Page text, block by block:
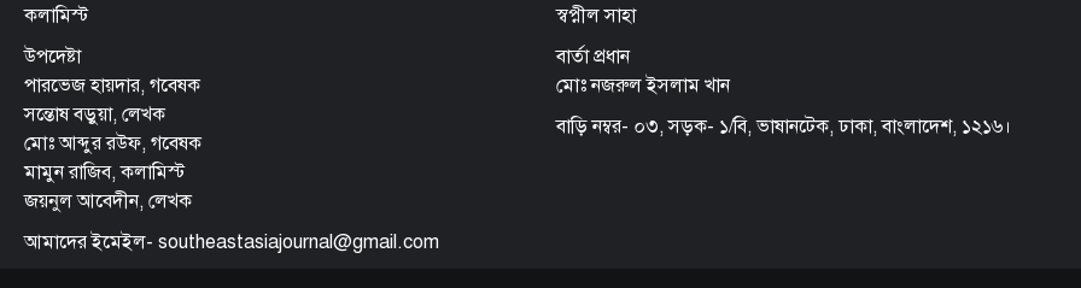
কলামিস্ট
উপদেষ্টা
পারভেজ হায়দার, গবেষক
সন্তোষ বড়ুয়া, লেখক
মোঃ আব্দুর রউফ, গবেষক
মামুন রাজিব, কলামিস্ট
জয়নুল আবেদীন, লেখক
আমাদের ইমেইল- southeastasiajournal@gmail.com
স্বপ্নীল সাহা
বার্তা প্রধান
মোঃ নজরুল ইসলাম খান
বাড়ি নম্বর- ০৩, সড়ক- ১/বি, ভাষানটেক, ঢাকা, বাংলাদেশ, ১২১৬।